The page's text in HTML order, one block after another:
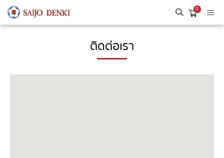
0
ติดต่อเรา